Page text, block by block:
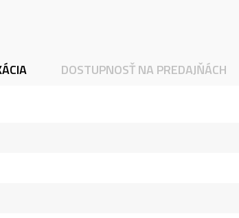
DOSTUPNOSŤ NA PREDAJŇÁCH